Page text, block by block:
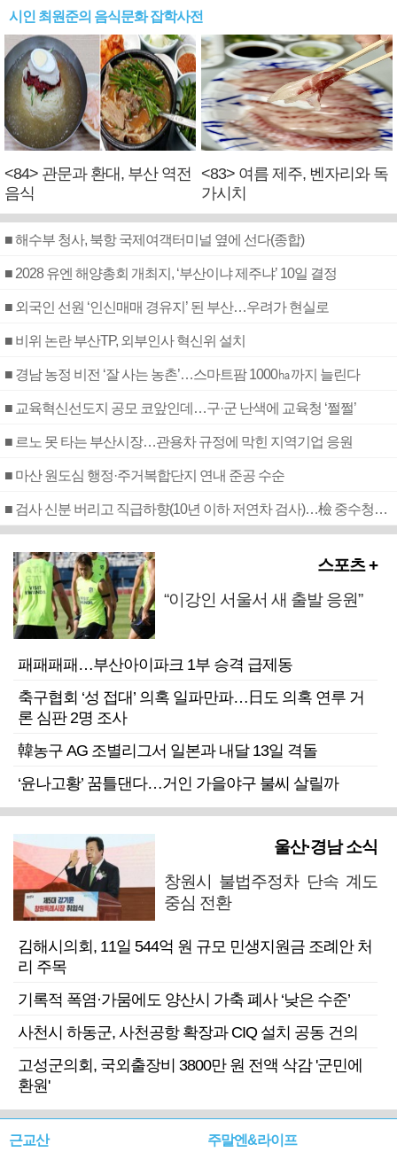
시인 최원준의 음식문화 잡학사전
<84> 관문과 환대, 부산 역전
음식
<83> 여름 제주, 벤자리와 독
가시치
■ 해수부 청사, 북항 국제여객터미널 옆에 선다(종합)
■ 2028 유엔 해양총회 개최지, ‘부산이냐 제주냐’ 10일 결정
■ 외국인 선원 ‘인신매매 경유지’ 된 부산…우려가 현실로
■ 비위 논란 부산TP, 외부인사 혁신위 설치
■ 경남 농정 비전 ‘잘 사는 농촌’…스마트팜 1000㏊까지 늘린다
■ 교육혁신선도지 공모 코앞인데…구·군 난색에 교육청 ‘쩔쩔’
■ 르노 못 타는 부산시장…관용차 규정에 막힌 지역기업 응원
■ 마산 원도심 행정·주거복합단지 연내 준공 수순
■ 검사 신분 버리고 직급하향(10년 이하 저연차 검사)…檢 중수청행 기피
스포츠 +
“이강인 서울서 새 출발 응원”
패패패패…부산아이파크 1부 승격 급제동
축구협회 ‘성 접대’ 의혹 일파만파…日도 의혹 연루 거
론 심판 2명 조사
韓농구 AG 조별리그서 일본과 내달 13일 격돌
‘윤나고황’ 꿈틀댄다…거인 가을야구 불씨 살릴까
울산·경남 소식
창원시 불법주정차 단속 계도
중심 전환
김해시의회, 11일 544억 원 규모 민생지원금 조례안 처
리 주목
기록적 폭염·가뭄에도 양산시 가축 폐사 ‘낮은 수준’
사천시 하동군, 사천공항 확장과 CIQ 설치 공동 건의
고성군의회, 국외출장비 3800만 원 전액 삭감 '군민에
환원'
근교산 주말엔&라이프